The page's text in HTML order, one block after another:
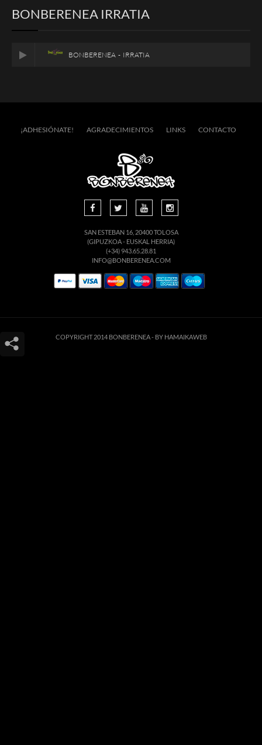
BONBERENEA IRRATIA
BONBERENEA - IRRATIA
¡ADHESIÓNATE! AGRADECIMIENTOS LINKS CONTACTO
SAN ESTEBAN 16, 20400 TOLOSA
(GIPUZKOA - EUSKAL HERRIA)
(+34) 943.65.28.81
INFO@BONBERENEA.COM
COPYRIGHT 2014 BONBERENEA - BY HAMAIKAWEB